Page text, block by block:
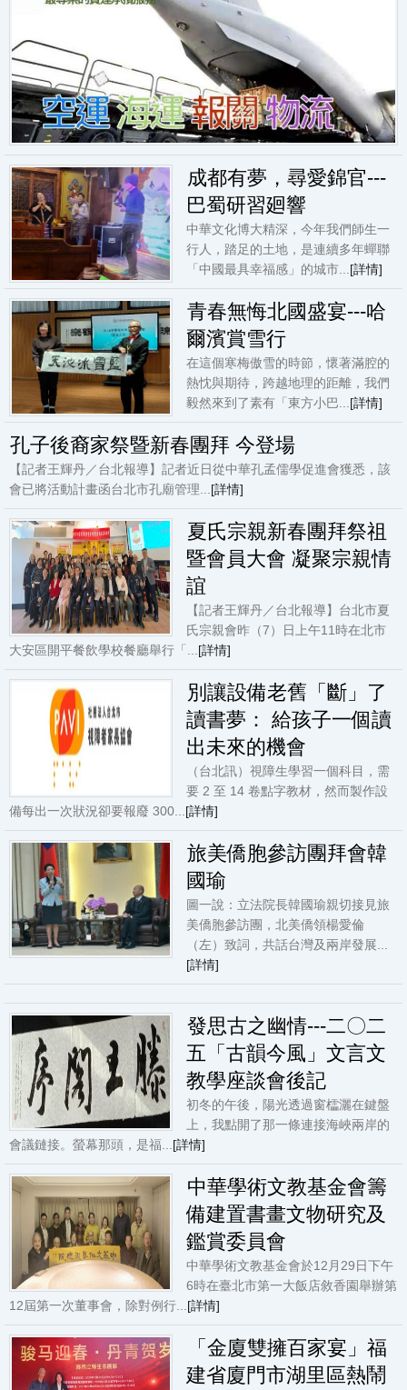
成都有夢，尋愛錦官---
巴蜀研習廻響
中華文化博大精深，今年我們師生一
行人，踏足的土地，是連續多年蟬聯
「中國最具幸福感」的城市...[詳情]
​青春無悔北國盛宴---哈
爾濱賞雪行
​在這個寒梅傲雪的時節，懷著滿腔的
熱忱與期待，跨越地理的距離，我們
毅然來到了素有「東方小巴...[詳情]
孔子後裔家祭暨新春團拜 今登場
【記者王輝丹／台北報導】記者近日從中華孔孟儒學促進會獲悉，該
會已將活動計畫函台北市孔廟管理...[詳情]
夏氏宗親新春團拜祭祖
暨會員大會 凝聚宗親情
誼
【記者王輝丹／台北報導】台北市夏
氏宗親會昨（7）日上午11時在北市
大安區開平餐飲學校餐廳舉行「...[詳情]
別讓設備老舊「斷」了
讀書夢： 給孩子一個讀
出未來的機會
（台北訊）視障生學習一個科目，需
要 2 至 14 卷點字教材，然而製作設
備每出一次狀況卻要報廢 300...[詳情]
旅美僑胞參訪團拜會韓
國瑜
圖一說：立法院長韓國瑜親切接見旅
美僑胞參訪團，北美僑領楊愛倫
（左）致詞，共話台灣及兩岸發展...
[詳情]
發思古之幽情---二〇二
五「古韻今風」文言文
教學座談會後記
​初冬的午後，陽光透過窗櫺灑在鍵盤
上，我點開了那一條連接海峽兩岸的
會議鏈接。螢幕那頭，是福...[詳情]
中華學術文教基金會籌
備建置書畫文物研究及
鑑賞委員會
中華學術文教基金會於12月29日下午
6時在臺北市第一大飯店敘香園舉辦第
12屆第一次董事會，除對例行...[詳情]
「金廈雙擁百家宴」福
建省廈門市湖里區熱鬧